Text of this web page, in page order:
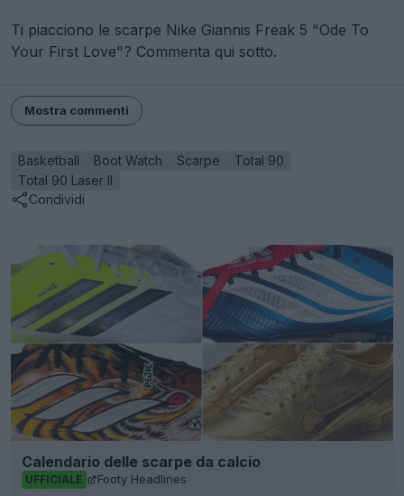
Ti piacciono le scarpe Nike Giannis Freak 5 "Ode To
Your First Love"? Commenta qui sotto.
Mostra commenti
Basketball Boot Watch Scarpe
Total 90
Total 90 Laser II
Condividi
Calendario delle scarpe da calcio
UFFICIALE Footy Headlines